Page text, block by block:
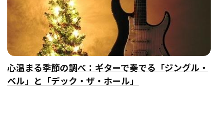
心温まる季節の調べ：ギターで奏でる「ジングル・
ベル」と「デック・ザ・ホール」